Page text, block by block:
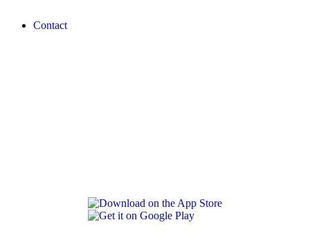
Contact